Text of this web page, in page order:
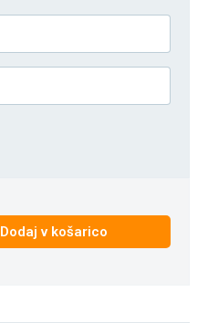
Dodaj v košarico